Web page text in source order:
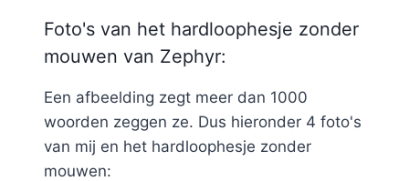
Foto's van het hardloophesje zonder
mouwen van Zephyr:
Een afbeelding zegt meer dan 1000
woorden zeggen ze. Dus hieronder 4 foto's
van mij en het hardloophesje zonder
mouwen: